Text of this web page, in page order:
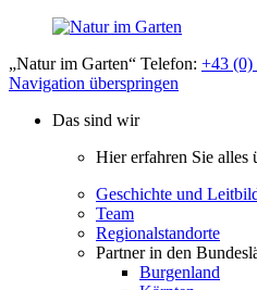
„Natur im Garten“ Telefon: +43 (0)
Navigation überspringen
Das sind wir
Hier erfahren Sie alles
Geschichte und
Team
Regionalstandorte
Partner in den
Burgenland